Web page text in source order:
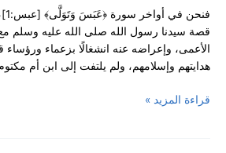
قصة سيدنا رسول الله صلى الله عليه وسلم مع
الأعمى، وإعراضه عنه انشغالًا بزعماء
هدايتهم وإسلامهم، ولم يلتفت إلى ابن أم
–
سورة
عبس،
الآيات:
35
قراءة المزيد »